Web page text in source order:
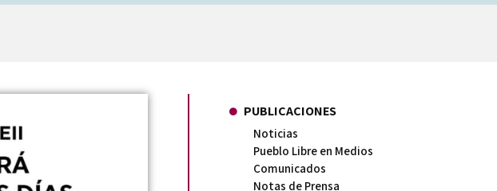
PUBLICACIONES
Noticias
Pueblo Libre en Medios
Comunicados
Notas de Prensa